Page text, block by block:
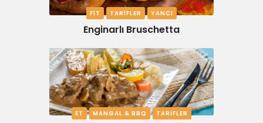
FIT TARIFLER YANCI
Enginarlı Bruschetta
ET MANGAL & BBQ TARIFLER